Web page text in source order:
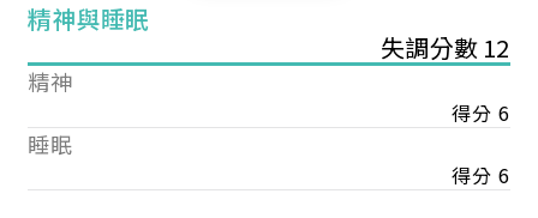
精神與睡眠
失調分數 12
精神
得分 6
睡眠
得分 6